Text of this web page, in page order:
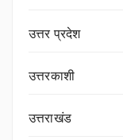
उत्तर प्रदेश
उत्तरकाशी
उत्तराखंड